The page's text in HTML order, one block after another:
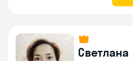
Светлана